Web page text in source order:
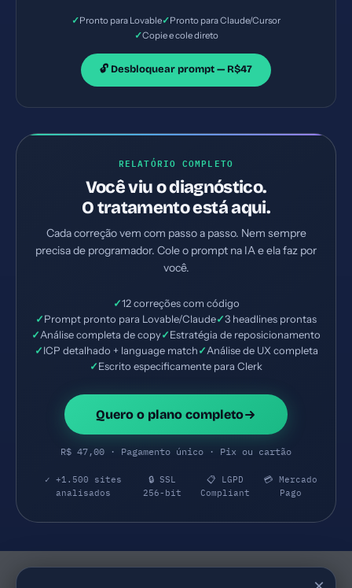
✓Pronto para Lovable✓Pronto para Claude/Cursor
✓Copie e cole direto
🔓 Desbloquear prompt — R$47
RELATÓRIO COMPLETO
Você viu o diagnóstico.
O tratamento está aqui.
Cada correção vem com passo a passo. Nem sempre
precisa de programador. Cole o prompt na IA e ela faz por
você.
✓12 correções com código
✓Prompt pronto para Lovable/Claude✓3 headlines prontas
✓Análise completa de copy✓Estratégia de reposicionamento
✓ICP detalhado + language match✓Análise de UX completa
✓Escrito especificamente para Clerk
Quero o plano completo
R$ 47,00 · Pagamento único · Pix ou cartão
✓ +1.500 sites
analisados
🔒 SSL
256-bit
📋 LGPD
Compliant
💳 Mercado
Pago